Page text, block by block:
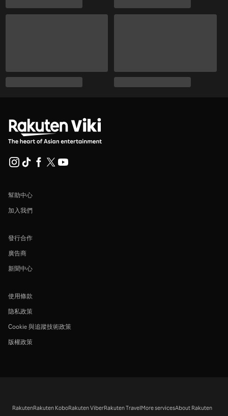
幫助中心
加入我們
發行合作
廣告商
新聞中心
使用條款
隐私政策
Cookie 與追蹤技術政策
版權政策
RakutenRakuten KoboRakuten ViberRakuten TravelMore servicesAbout Rakuten